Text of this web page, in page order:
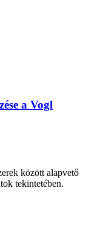
a Vogl
között alapvető
tekintetében.